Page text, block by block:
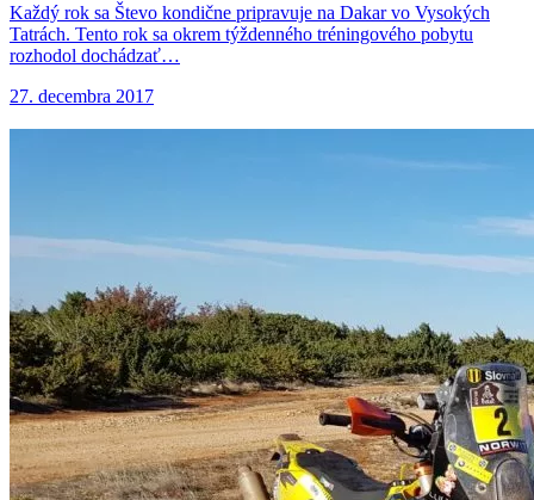
Každý rok sa Števo kondične pripravuje na Dakar vo Vysokých
Tatrách. Tento rok sa okrem týždenného tréningového pobytu
rozhodol dochádzať…
27. decembra 2017